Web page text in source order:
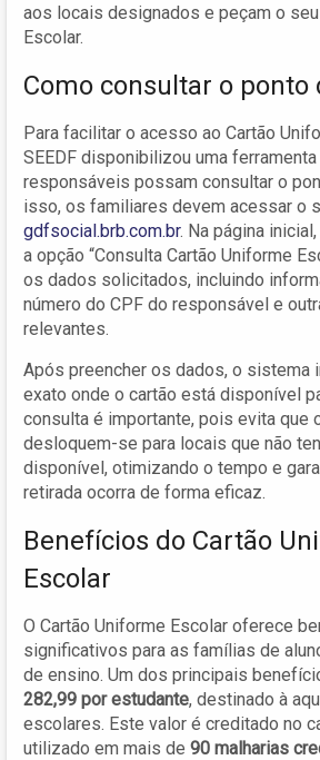
aos locais designados e peçam o
Escolar.
Como consultar o ponto
Para facilitar o acesso ao Cartão
SEEDF disponibilizou uma
responsáveis possam consultar o
isso, os familiares devem acessar o
gdfsocial.brb.com.br. Na página
a opção “Consulta Cartão Uniforme
os dados solicitados, incluindo
número do CPF do responsável e
relevantes.
Após preencher os dados, o sistema
exato onde o cartão está disponível
consulta é importante, pois evita que
desloquem-se para locais que não
disponível, otimizando o tempo e
retirada ocorra de forma eficaz.
Benefícios do Cartão
Escolar
O Cartão Uniforme Escolar oferece
significativos para as famílias de
de ensino. Um dos principais
282,99 por estudante, destinado à
escolares. Este valor é creditado no
utilizado em mais de 90 malharias